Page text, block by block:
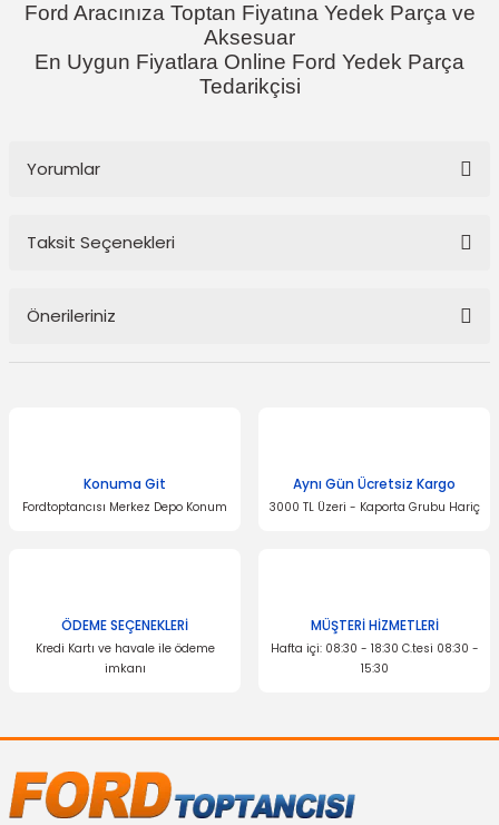
Ford Aracınıza Toptan Fiyatına Yedek Parça ve
Aksesuar
En Uygun Fiyatlara Online Ford Yedek Parça
Tedarikçisi
Yorumlar
Taksit Seçenekleri
Önerileriniz
Ürün resmi kalitesiz, bozuk veya görüntülenemiyor.
Bu ürüne benzer farklı alternatifler olmalı.
Konuma Git
Fordtoptancısı Merkez Depo Konum
Aynı Gün Ücretsiz Kargo
3000 TL Üzeri - Kaporta Grubu Hariç
ÖDEME SEÇENEKLERİ
Kredi Kartı ve havale ile ödeme
imkanı
MÜŞTERİ HİZMETLERİ
Hafta içi: 08:30 - 18:30 C.tesi 08:30 -
15:30